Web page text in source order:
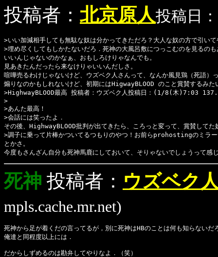
投稿者： 北京原人投稿日
>いい加減相手しても無駄な奴は分かってきただろ？大人な奴の方で引い
>埋め尽くしてもしかたないだろ．死神の大風呂敷につっこむのを見るの
いいんじゃないのかなぁ、おもしろけりゃなんでも。
見あきたんだったら来なけりゃいいんだしさ。
喧嘩売るわけじゃないけど、ウズベク人さんって、なんか風見鶏（死語）
煽りなのかもしれないけど、初期にはHigwayBLOOD のこと賞賛するみた
>HighwayBLOOD最高 投稿者：ウズベク人投稿日：(1/8(木)7:03
>
>あんた最高！
>会話には笑ったよ．
その後、HighwayBLOOD批判が出てきたら、ころっと変って、賞賛してた
>調子に乗って片棒かついてるつもりのやつ！お前らprohostingのミラー
とかさ。
今度もさんざん自分も死神馬鹿にしておいて、そりゃないでしょうって感
死神 投稿者： ウズベク
mpls.cache.mr.net)
死神から足が着くだの言ってるが，別に死神はHBのことは何も知らないだ
俺達と同程度以上には．
だからしずめるのは勘弁してやりなよ．（笑）